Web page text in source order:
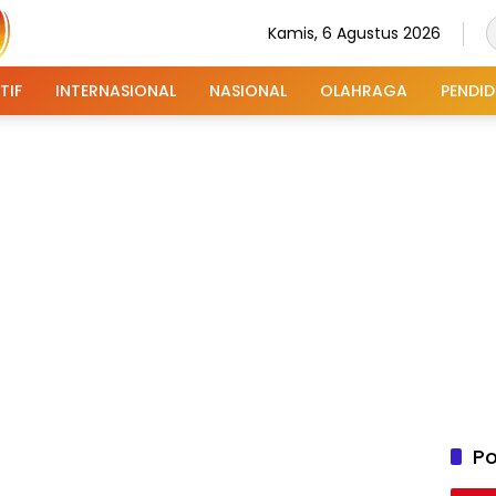
Kamis, 6 Agustus 2026
INTERNASIONAL NASIONAL OLAHRAGA